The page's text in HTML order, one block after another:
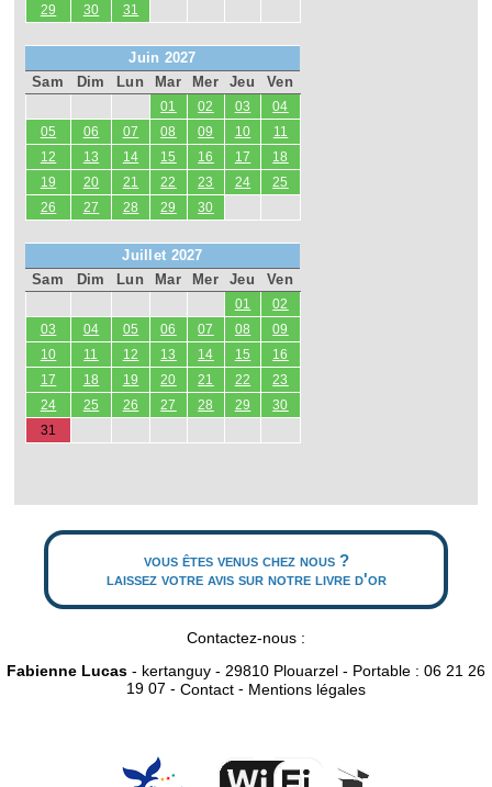
29
30 31
Juin 2027
Sam
Dim Lun Mar Mer Jeu Ven
01 02 03
04
05
06 07 08 09 10
11
12
13 14 15 16 17
18
19
20 21 22 23 24
25
26
27 28 29 30
Juillet 2027
Sam
Dim Lun Mar Mer Jeu Ven
01
02
03
04 05 06 07 08
09
10
11 12 13 14 15
16
17
18 19 20 21 22
23
24
25 26 27 28 29
30
31
vous êtes venus chez nous ?
laissez votre avis sur notre livre d'or
Contactez-nous :
Fabienne Lucas - kertanguy - 29810 Plouarzel - Portable : 06 21 26
19 07 - Contact - Mentions légales